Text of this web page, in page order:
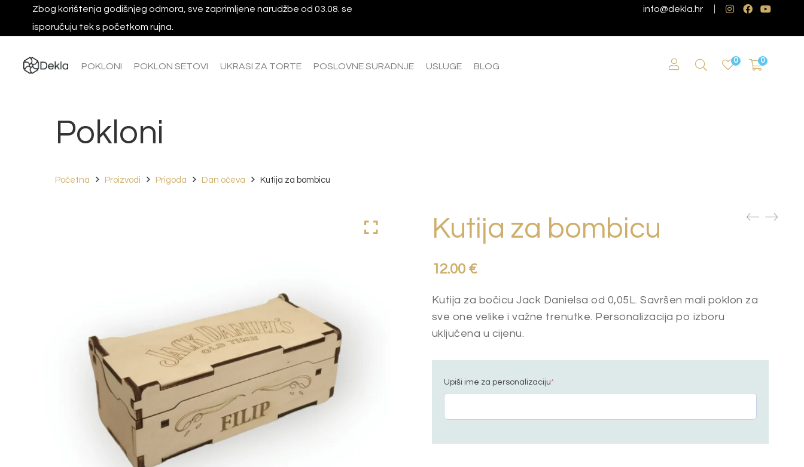
Zbog korištenja godišnjeg odmora, sve zaprimljene narudžbe od 03.08. se
isporučuju tek s početkom rujna.
info@dekla.hr
POKLONI POKLON SETOVI UKRASI ZA TORTE POSLOVNE SURADNJE USLUGE BLOG
0 0
Pokloni
Početna Proizvodi Prigoda Dan očeva Kutija za bombicu
Kutija za bombicu
12.00 €
Kutija za bočicu Jack Danielsa od 0,05L. Savršen mali poklon za
sve one velike i važne trenutke. Personalizacija po izboru
uključena u cijenu.
Upiši ime za personalizaciju*